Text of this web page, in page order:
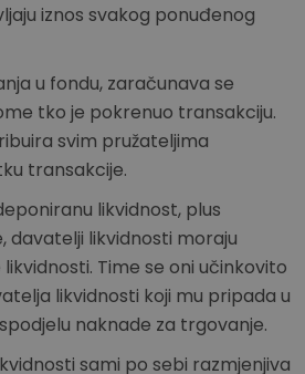
iznos svakog ponuđenog
u fondu, zaračunava se
tko je pokrenuo transakciju.
svim pružateljima
transakcije.
likvidnost, plus
davatelji likvidnosti moraju
Time se oni učinkovito
likvidnosti koji mu pripada u
naknade za trgovanje.
sami po sebi razmjenjiva